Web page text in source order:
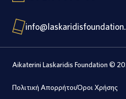
Aikaterini Laskaridis Foundation ©
Πολιτική ΑπορρήτουΌροι Χρήσης